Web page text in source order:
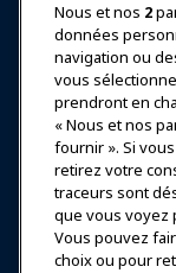
Se
Nouvelles
Éducation
Nous et nos 2
données
navigation ou
vous
prendront en
« Nous et nos
fournir ». Si
retirez votre
traceurs sont
que vous voyez
Vous pouvez
choix ou pour